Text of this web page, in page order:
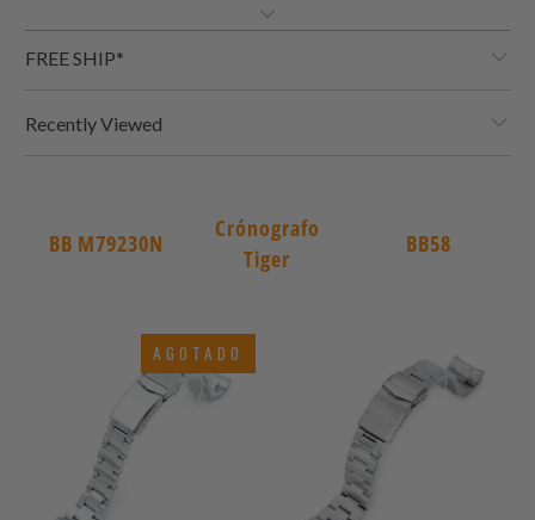
FREE SHIP*
Recently Viewed
BB M79230N
Crónografo
Tiger
BB58
AGOTADO